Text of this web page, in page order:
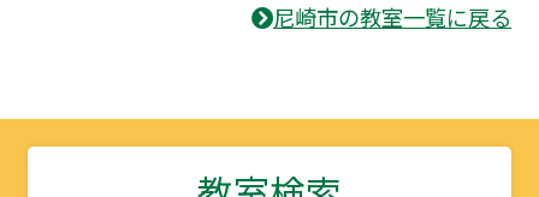
尼崎市の教室一覧に戻る